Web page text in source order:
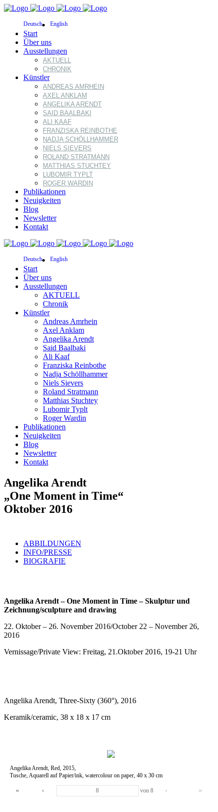
Deutsch English
Start
Über uns
Ausstellungen
AKTUELL
CHRONIK
Künstler
ANDREAS AMRHEIN
AXEL ANKLAM
ANGELIKA ARENDT
SAID BAALBAKI
ALI KAAF
FRANZISKA REINBOTHE
NADJA SCHÖLLHAMMER
NIELS SIEVERS
ROLAND STRATMANN
MATTHIAS STUCHTEY
LUBOMIR TYPLT
ROGER WARDIN
Publikationen
Neuigkeiten
Blog
Newsletter
Kontakt
Deutsch English
Start
Über uns
Ausstellungen
AKTUELL
Chronik
Künstler
Andreas Amrhein
Axel Anklam
Angelika Arendt
Said Baalbaki
Ali Kaaf
Franziska Reinbothe
Nadja Schöllhammer
Niels Sievers
Roland Stratmann
Matthias Stuchtey
Lubomir Typlt
Roger Wardin
Publikationen
Neuigkeiten
Blog
Newsletter
Kontakt
Angelika Arendt
„One Moment in Time“
Oktober 2016
ABBILDUNGEN
INFO/PRESSE
BIOGRAFIE
Angelika Arendt – One Moment in Time – Skulptur und
Zeichnung/sculpture and drawing
22. Oktober – 26. November 2016/October 22 – November 26,
2016
Vernissage/Private View: Freitag, 21.Oktober 2016, 19-21 Uhr
Angelika Arendt, Three-Sixty (360°), 2016
Keramik/ceramic, 38 x 18 x 17 cm
Angelika Arendt, Red, 2015,
Tusche, Aquarell auf Papier/ink, watercolour on paper, 40 x 30 cm
« ‹ von 8 › »